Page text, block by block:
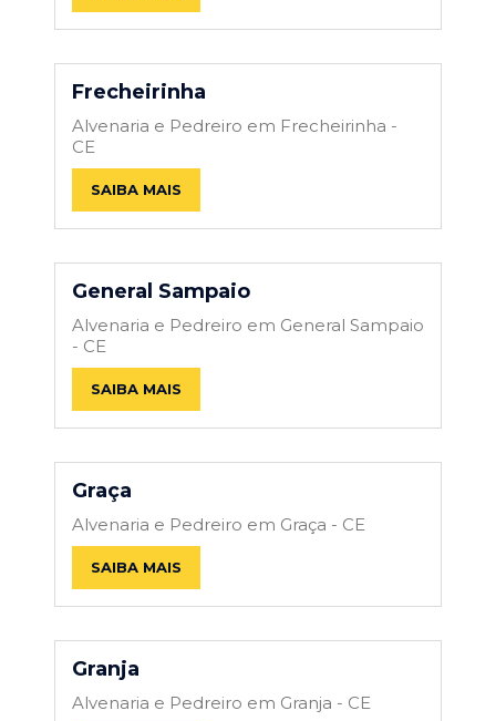
Frecheirinha
Alvenaria e Pedreiro em Frecheirinha -
CE
SAIBA MAIS
General Sampaio
Alvenaria e Pedreiro em General Sampaio
- CE
SAIBA MAIS
Graça
Alvenaria e Pedreiro em Graça - CE
SAIBA MAIS
Granja
Alvenaria e Pedreiro em Granja - CE